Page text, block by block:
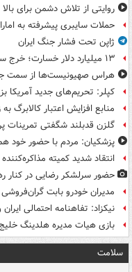
روایتی از تلاش دشمن برای
حملات سایبری پیشرفته به
ژاپن تحت فشار جنگ ایران
۱۳ میلیارد دلار خسارت؛ خرج سنگین ایران روی دست پنتاگون
هراس صهیونیست‌ها از سمت
کپلر: تحریم‌های جدید
منابع افزایش اعتبار کالابرگ
گلزن قدبلند شگفتی تمرینات
پزشکیان: مردم با حضور خود
انتقاد شدید کمیته مذاکره‌کننده میناب ۱۶۸
حضور سرلشکر رضایی در کنار
مدیران خودرو بابت گران‌فروشی ۲۶ خودرو محکوم شد
نیکزاد: تفاهنامه احتمالی
بازی هیات مدیره هلدینگ
سلامت